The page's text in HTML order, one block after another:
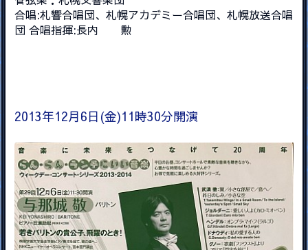
合唱:札響合唱団、札幌アカデミー合唱団、札幌放送合唱
団 合唱指揮:長内 勲
2013年12月6日(金)11時30分開演